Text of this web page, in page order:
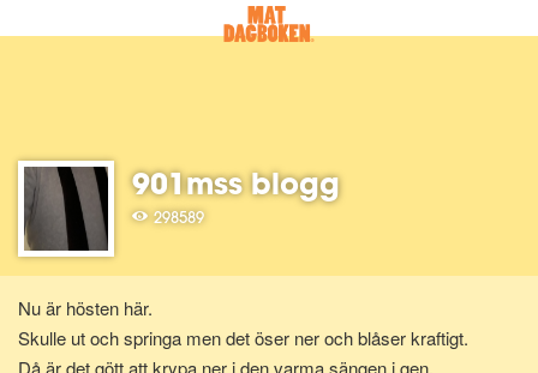
901mss blogg
298589
Nu är hösten här.
Skulle ut och springa men det öser ner och blåser kraftigt.
Då är det gött att krypa ner i den varma sängen i gen.